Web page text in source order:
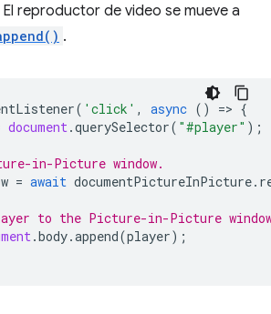
reproductor de video se mueve a
.
( 'click' , async () => {
document .querySelector( "#player" );
in-Picture window.
= await documentPictureInPicture.
to the Picture-in-Picture
.body.append(player);